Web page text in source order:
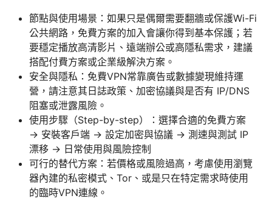
節點與使用場景：如果只是偶爾需要翻牆或保護Wi-Fi
公共網路，免費方案的加入會讓你得到基本保護；若
要穩定播放高清影片、遠端辦公或高隱私需求，建議
搭配付費方案或企業級解決方案。
安全與隱私：免費VPN常靠廣告或數據變現維持運
營，請注意其日誌政策、加密協議與是否有 IP/DNS
阻塞或泄露風險。
使用步驟（Step-by-step）：選擇合適的免費方案
→ 安裝客戶端 → 設定加密與協議 → 測速與測試 IP
漂移 → 日常使用與風險控制
可行的替代方案：若價格或風險過高，考慮使用瀏覽
器內建的私密模式、Tor、或是只在特定需求時使用
的臨時VPN連線。